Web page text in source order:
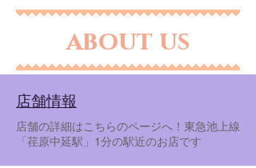
about us
​店舗情報
店舗の詳細はこちらのページへ！東急池上線
「荏原中延駅」1分の駅近のお店です